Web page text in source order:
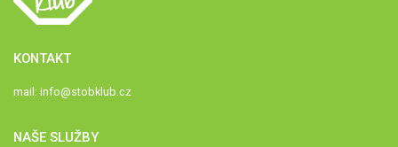
KONTAKT
mail: info@stobklub.cz
NAŠE SLUŽBY